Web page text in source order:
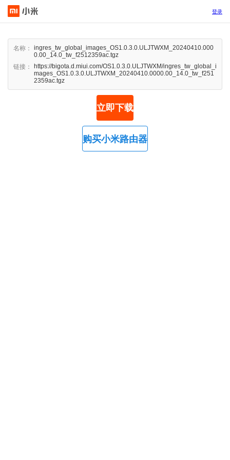
登录
名称：
ingres_tw_global_images_OS1.0.3.0.ULJTWXM_20240410.000
0.00_14.0_tw_f2512359ac.tgz
链接：
https://bigota.d.miui.com/OS1.0.3.0.ULJTWXM/ingres_tw_global_i
mages_OS1.0.3.0.ULJTWXM_20240410.0000.00_14.0_tw_f251
2359ac.tgz
立即下载
购买小米路由器